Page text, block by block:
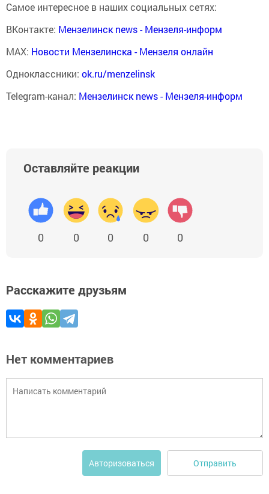
Самое интересное в наших социальных сетях:
ВКонтакте: Мензелинск news - Мензеля-информ
MAX: Новости Мензелинска - Мензеля онлайн
Одноклассники: ok.ru/menzelinsk
Telegram-канал: Мензелинск news - Мензеля-информ
Оставляйте реакции
0 0 0 0 0
Расскажите друзьям
Нет комментариев
Авторизоваться Отправить